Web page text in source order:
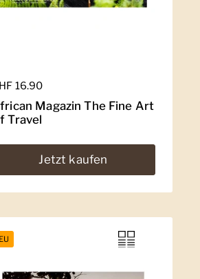
Preis
16.90
Magazin The Fine Art
Travel
Jetzt kaufen